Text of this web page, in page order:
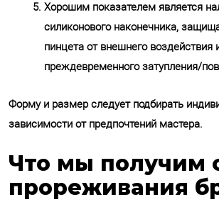
Хорошим показателем является
силиконового наконечника,
пинцета от внешнего воздействия
преждевременного затупления/
Форму и размер следует подбирать
зависимости от предпочтений мастера.
Что мы получим
прореживания